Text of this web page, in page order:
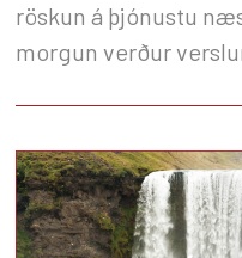
röskun á þjónustu
morgun verður verslunin lokuð en ef þörf er á
843 6117.